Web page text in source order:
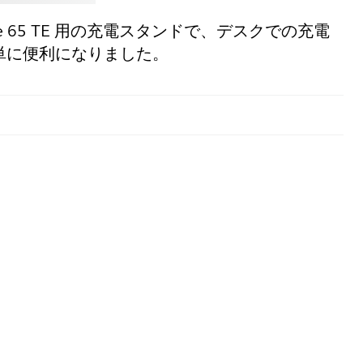
65 TE 用の充電スタンドで、デスクでの充電
便利になりました。